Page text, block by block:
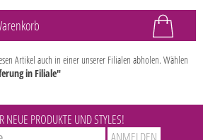
Artikel auch in einer unserer Filialen abholen. Wählen
in Filiale"
PRODUKTE UND STYLES!